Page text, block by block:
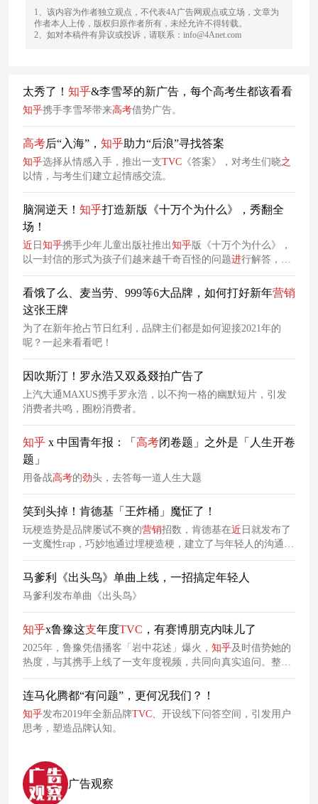
1、该内容为作者独立观点，不代表4A广告网观点或立场，文章为
作者本人上传，版权归原作者所有，未经允许不得转载。
2、如对本稿件有异议或投诉，请联系：info@4Anet.com
太秀了！ 知乎&李雪琴的新广告，每个高考生都该看看
知乎携手李雪琴带来高考借势广告。
高考后“入海”， 知乎助力“后浪”寻找答案
知乎选择从情感入手，推出一支TVC 《答案》，对考生们晓之
以情，与考生们建立起情感交流。
脑洞逆天！ 知乎打造新版《十万个为什么》，秀翻全
场！
近 日知乎携手少年儿童出版社推出知乎版《十万个为什么》，
以一封信的形式为孩子们越来越千奇百怪的问题进行解答，在
知乎“有问题，就会有答案”的品牌主张加持下进一步守护属于
下一代的童真与想象。
看饿了么、麦当劳、999等6大品牌，如何打好新年营销
这张王牌
为了在新年抢占节日红利，品牌主们都是如何迎接2021年的
呢？一起来看看吧！
因吹斯汀！罗永浩又双叒叕拍广告了
上汽大通MAXUS携手罗永浩，以不拘一格的幽默短片，引发
消费者共鸣，圈粉消费者。
知乎 x 中国青年报：「 高考闭卷题」之外是「人生开卷
题」
用备战高考的劲头，去答每一道人生大题
笑到头掉！肯德基「王炸桶」魔怔了！
玩梗造势是品牌屡试不爽的营销招数，肯德基在近 日就发布了
一支魔性rap，巧妙地通过埋梗造梗，建立了与年轻人的沟通桥
梁。
马爹利《出头鸟》单曲上线，一招搞定年轻人
马爹利发布单曲《出头鸟》
知乎x鲁豫这支年度TVC ，有赛博朋克内味儿了
2025年，鲁豫凭借播客「岩中花述」爆火， 知乎及时借势她的
热度，与其携手上线了一支年度视频，共同向真实追问。整体
来看，短片既满足了大众对赛博朋克风格的审美期待，又传递
了知 乎 坚守真实、鼓励提问的核心价值。
连马化腾都“有问题”，更何况我们？！
知乎发布2019年全新品牌TVC 、开设线下问答空间，引发用户
思考，塑造品牌认知。
广告观察